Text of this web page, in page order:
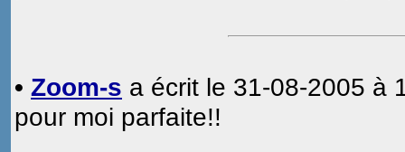
• Zoom-s a écrit le 31-08-2005 à
pour moi parfaite!!